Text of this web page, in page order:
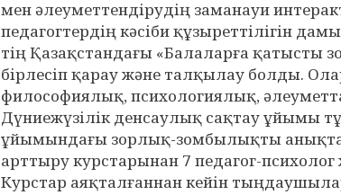
мен әлеуметтендірудің заманауи
педагогтердің кәсіби құзыреттілігін
тің Қазақстандағы «Балаларға қатысты
бірлесіп қарау және талқылау болды.
философиялық, психологиялық,
Дүниежүзілік денсаулық сақтау ұйымы
ұйымындағы зорлық-зомбылықты
арттыру курстарынан 7 педагог-психолог
Курстар аяқталғаннан кейін